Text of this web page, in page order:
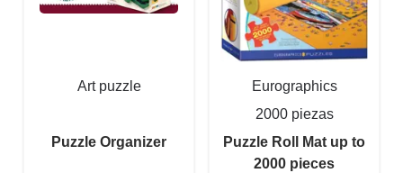
Art puzzle
Puzzle Organizer
Eurographics
2000 piezas
Puzzle Roll Mat up to
2000 pieces